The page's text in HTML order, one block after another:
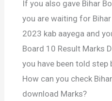
If you also gave Bihar
you are waiting for
2023 kab aayega and
Board 10 Result Marks
you have been told
How can you check
download Marks?